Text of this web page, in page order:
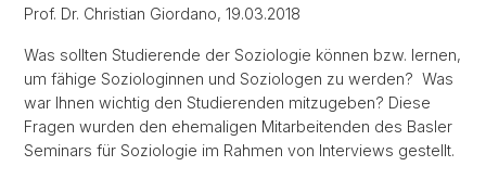
Prof. Dr. Christian Giordano, 19.03.2018
Was sollten Studierende der Soziologie können bzw. lernen,
um fähige Soziologinnen und Soziologen zu werden? Was
war Ihnen wichtig den Studierenden mitzugeben? Diese
Fragen wurden den ehemaligen Mitarbeitenden des Basler
Seminars für Soziologie im Rahmen von Interviews gestellt.